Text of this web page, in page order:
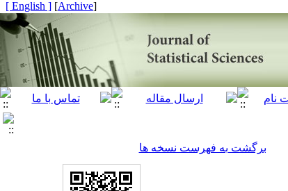
[
Archive
]
[ English ]
برگشت به فهرست نسخه ها